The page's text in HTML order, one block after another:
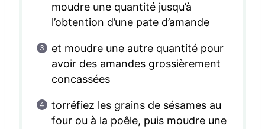
moudre une quantité jusqu’à
l’obtention d’une pate d’amande
et moudre une autre quantité pour
avoir des amandes grossièrement
concassées
torréfiez les grains de sésames au
four ou à la poêle, puis moudre une